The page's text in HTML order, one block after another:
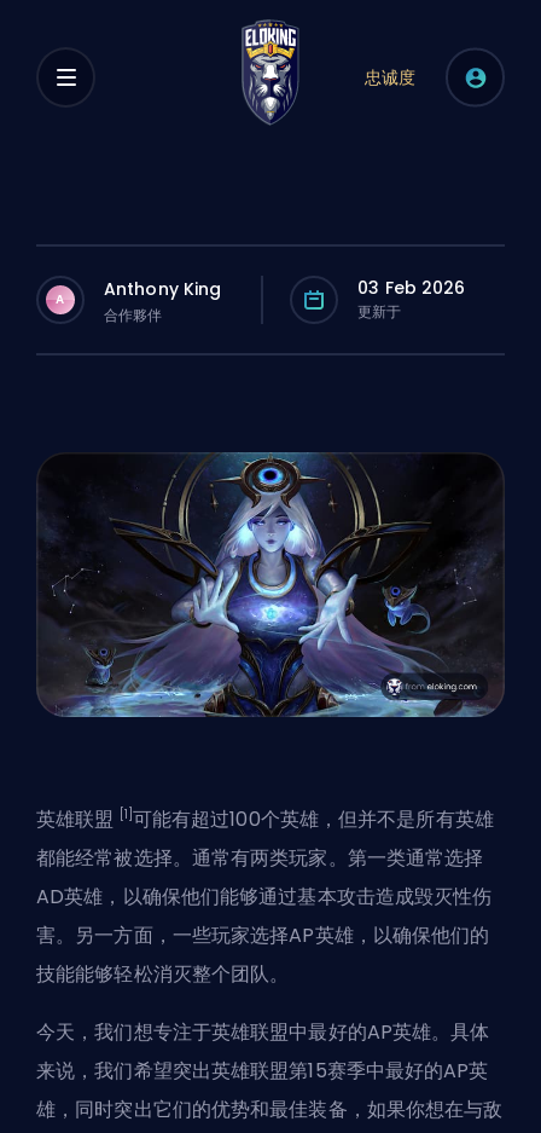
忠诚度
A Anthony King
合作夥伴
03 Feb 2026
更新于
英雄联盟 [1] 可能有超过100个英雄，但并不是所有英雄
都能经常被选择。通常有两类玩家。第一类通常选择
AD英雄 ，以确保他们能够通过基本攻击造成毁灭性伤
害。另一方面，一些玩家选择AP英雄，以确保他们的
技能能够轻松消灭整个团队。
今天，我们想专注于英雄联盟中最好的AP英雄。具体
来说，我们希望突出英雄联盟第15赛季中最好的AP英
雄，同时突出它们的优势和最佳装备，如果你想在与敌